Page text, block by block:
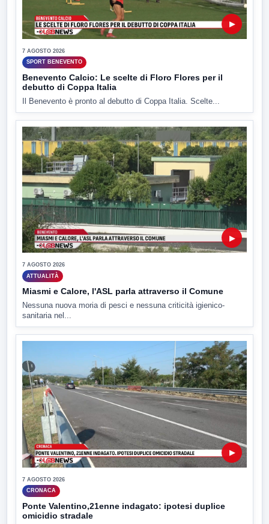
▶
7 AGOSTO 2026
SPORT BENEVENTO
Benevento Calcio: Le scelte di Floro Flores per il
debutto di Coppa Italia
Il Benevento è pronto al debutto di Coppa Italia. Scelte...
▶
7 AGOSTO 2026
ATTUALITÀ
Miasmi e Calore, l'ASL parla attraverso il Comune
Nessuna nuova moria di pesci e nessuna criticità igienico-
sanitaria nel...
▶
7 AGOSTO 2026
CRONACA
Ponte Valentino,21enne indagato: ipotesi duplice
omicidio stradale